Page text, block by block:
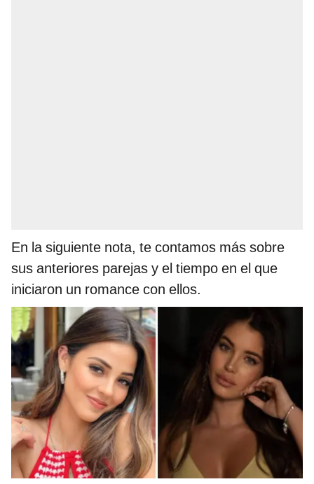
En la siguiente nota, te contamos más sobre
sus anteriores parejas y el tiempo en el que
iniciaron un romance con ellos.